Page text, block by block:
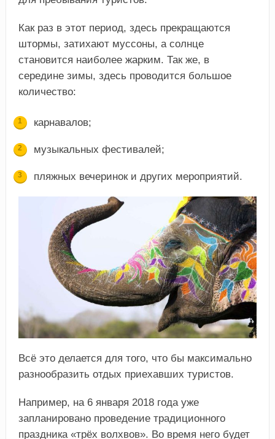
Как раз в этот период, здесь прекращаются
штормы, затихают муссоны, а солнце
становится наиболее жарким. Так же, в
середине зимы, здесь проводится большое
количество:
карнавалов;
музыкальных фестивалей;
пляжных вечеринок и других мероприятий.
Всё это делается для того, что бы максимально
разнообразить отдых приехавших туристов.
Например, на 6 января 2018 года уже
запланировано проведение традиционного
праздника «трёх волхвов». Во время него будет